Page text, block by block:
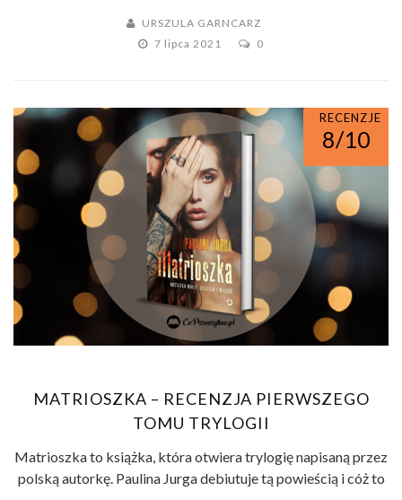
URSZULA GARNCARZ
7 lipca 2021
0
RECENZJE
8/10
MATRIOSZKA – RECENZJA PIERWSZEGO
TOMU TRYLOGII
Matrioszka to książka, która otwiera trylogię napisaną przez
polską autorkę. Paulina Jurga debiutuje tą powieścią i cóż to